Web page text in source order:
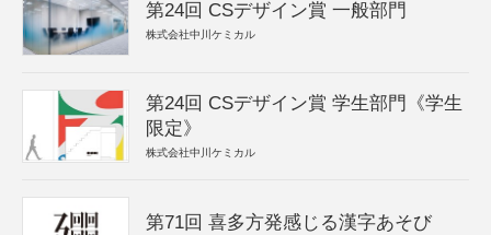
第24回 CSデザイン賞 一般部門
株式会社中川ケミカル
第24回 CSデザイン賞 学生部門《学生
限定》
株式会社中川ケミカル
第71回 喜多方発感じる漢字あそび